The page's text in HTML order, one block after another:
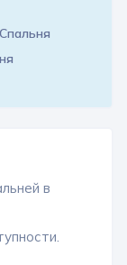
в